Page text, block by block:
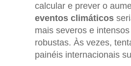
calcular e prever o
eventos climáticos
mais severos e
robustas. Às vezes,
painéis internacionais